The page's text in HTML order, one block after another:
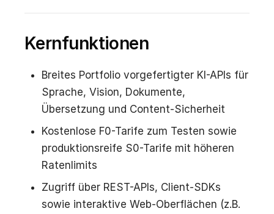
Kernfunktionen
Breites Portfolio vorgefertigter KI-APIs für
Sprache, Vision, Dokumente,
Übersetzung und Content-Sicherheit
Kostenlose F0-Tarife zum Testen sowie
produktionsreife S0-Tarife mit höheren
Ratenlimits
Zugriff über REST-APIs, Client-SDKs
sowie interaktive Web-Oberflächen (z.B.